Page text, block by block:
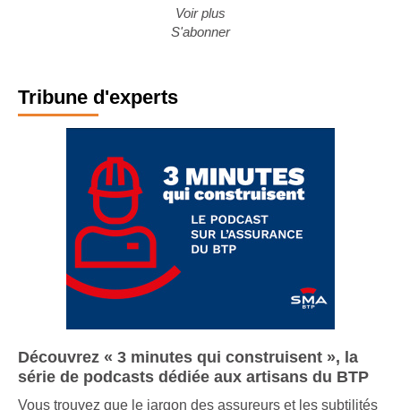
Voir plus
Tribune d'experts
Découvrez « 3 minutes qui construisent », la
série de podcasts dédiée aux artisans du BTP